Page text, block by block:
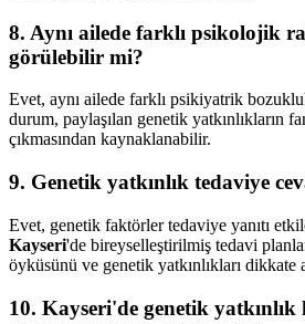
8. Aynı ailede farklı psikolojik
görülebilir mi?
Evet, aynı ailede farklı psikiyatrik
durum, paylaşılan genetik yatkınlıkların
çıkmasından kaynaklanabilir.
9. Genetik yatkınlık tedaviye
Evet, genetik faktörler tedaviye yanıtı
Kayseri'de bireyselleştirilmiş tedavi
öyküsünü ve genetik yatkınlıkları dikkate
10. Kayseri'de genetik